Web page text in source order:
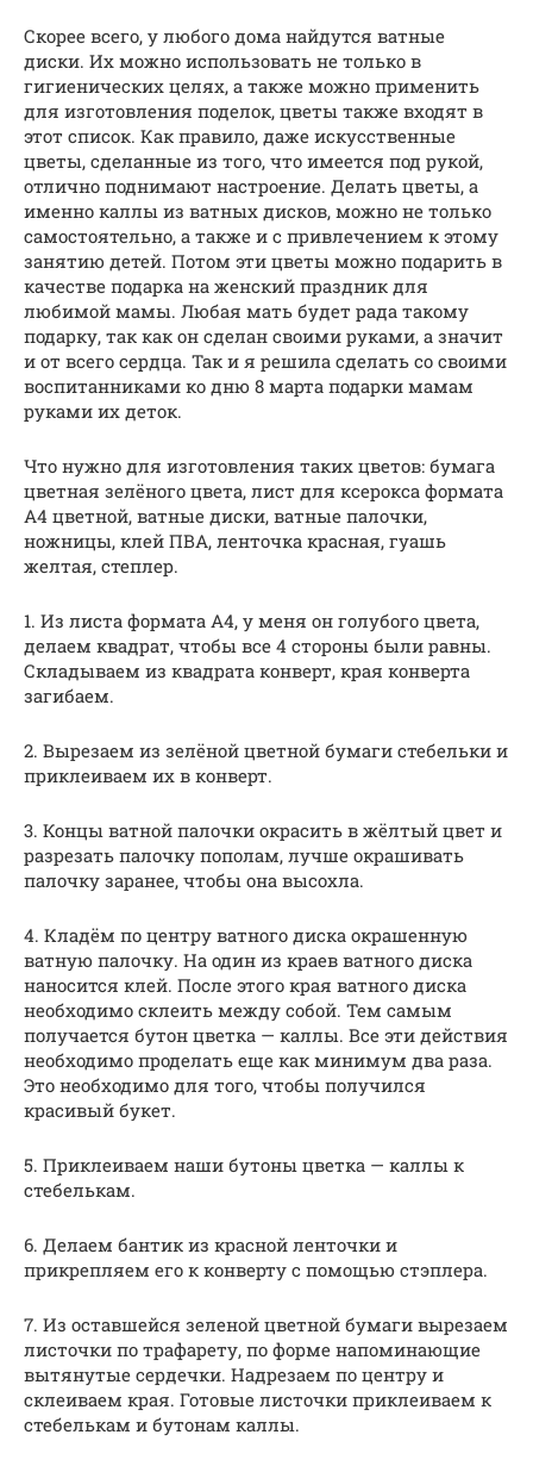
Скорее всего, у любого дома найдутся ватные
диски. Их можно использовать не только в
гигиенических целях, а также можно применить
для изготовления поделок, цветы также входят в
этот список. Как правило, даже искусственные
цветы, сделанные из того, что имеется под рукой,
отлично поднимают настроение. Делать цветы, а
именно каллы из ватных дисков, можно не только
самостоятельно, а также и с привлечением к этому
занятию детей. Потом эти цветы можно подарить в
качестве подарка на женский праздник для
любимой мамы. Любая мать будет рада такому
подарку, так как он сделан своими руками, а значит
и от всего сердца. Так и я решила сделать со своими
воспитанниками ко дню 8 марта подарки мамам
руками их деток.
Что нужно для изготовления таких цветов: бумага
цветная зелёного цвета, лист для ксерокса формата
А4 цветной, ватные диски, ватные палочки,
ножницы, клей ПВА, ленточка красная, гуашь
желтая, степлер.
1. Из листа формата А4, у меня он голубого цвета,
делаем квадрат, чтобы все 4 стороны были равны.
Складываем из квадрата конверт, края конверта
загибаем.
2. Вырезаем из зелёной цветной бумаги стебельки и
приклеиваем их в конверт.
3. Концы ватной палочки окрасить в жёлтый цвет и
разрезать палочку пополам, лучше окрашивать
палочку заранее, чтобы она высохла.
4. Кладём по центру ватного диска окрашенную
ватную палочку. На один из краев ватного диска
наносится клей. После этого края ватного диска
необходимо склеить между собой. Тем самым
получается бутон цветка — каллы. Все эти действия
необходимо проделать еще как минимум два раза.
Это необходимо для того, чтобы получился
красивый букет.
5. Приклеиваем наши бутоны цветка — каллы к
стебелькам.
6. Делаем бантик из красной ленточки и
прикрепляем его к конверту с помощью стэплера.
7. Из оставшейся зеленой цветной бумаги вырезаем
листочки по трафарету, по форме напоминающие
вытянутые сердечки. Надрезаем по центру и
склеиваем края. Готовые листочки приклеиваем к
стебелькам и бутонам каллы.